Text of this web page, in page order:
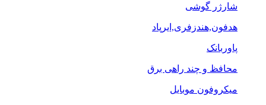
شارژر گوشی
هدفون,هندزفری,ایرپاد
پاوربانک
محافظ و چند راهی برق
میکروفون موبایل